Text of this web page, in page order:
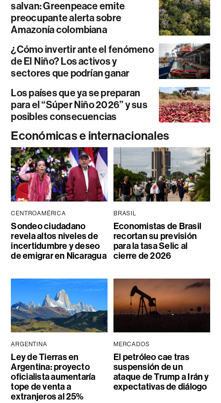
salvan: Greenpeace emite
preocupante alerta sobre
Amazonía colombiana
¿Cómo invertir ante el fenómeno
de El Niño? Los activos y
sectores que podrían ganar
Los países que ya se preparan
para el “Súper Niño 2026” y sus
posibles consecuencias
Económicas e internacionales
CENTROAMÉRICA
Sondeo ciudadano
revela altos niveles de
incertidumbre y deseo
de emigrar en Nicaragua
BRASIL
Economistas de Brasil
recortan su previsión
para la tasa Selic al
cierre de 2026
ARGENTINA
Ley de Tierras en
Argentina: proyecto
oficialista aumentaría
tope de venta a
extranjeros al 25%
MERCADOS
El petróleo cae tras
suspensión de un
ataque de Trump a Irán y
expectativas de diálogo